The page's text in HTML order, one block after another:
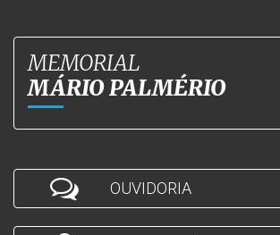
MEMORIAL
MÁRIO PALMÉRIO
OUVIDORIA